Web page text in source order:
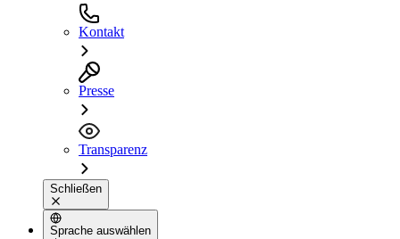
Kontakt
Presse
Transparenz
Schließen
Sprache auswählen